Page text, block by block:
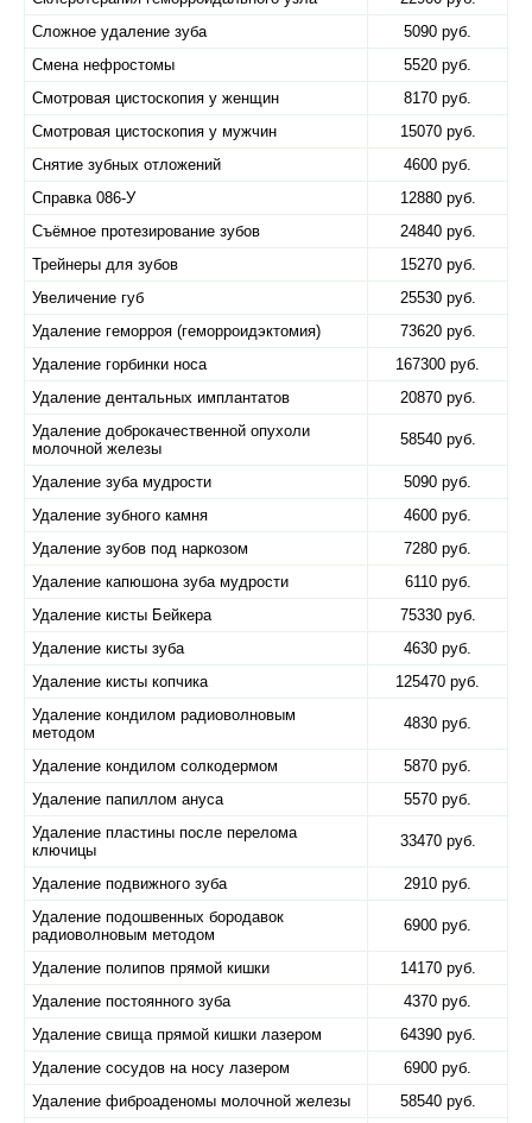
Сложное удаление зуба
5090 руб.
Смена нефростомы
5520 руб.
Смотровая цистоскопия у женщин
8170 руб.
Смотровая цистоскопия у мужчин
15070 руб.
Снятие зубных отложений
4600 руб.
Справка 086-У
12880 руб.
Съёмное протезирование зубов
24840 руб.
Трейнеры для зубов
15270 руб.
Увеличение губ
25530 руб.
Удаление геморроя (геморроидэктомия)
73620 руб.
Удаление горбинки носа
167300 руб.
Удаление дентальных имплантатов
20870 руб.
Удаление доброкачественной опухоли
молочной железы
58540 руб.
Удаление зуба мудрости
5090 руб.
Удаление зубного камня
4600 руб.
Удаление зубов под наркозом
7280 руб.
Удаление капюшона зуба мудрости
6110 руб.
Удаление кисты Бейкера
75330 руб.
Удаление кисты зуба
4630 руб.
Удаление кисты копчика
125470 руб.
Удаление кондилом радиоволновым
методом
4830 руб.
Удаление кондилом солкодермом
5870 руб.
Удаление папиллом ануса
5570 руб.
Удаление пластины после перелома
ключицы
33470 руб.
Удаление подвижного зуба
2910 руб.
Удаление подошвенных бородавок
радиоволновым методом
6900 руб.
Удаление полипов прямой кишки
14170 руб.
Удаление постоянного зуба
4370 руб.
Удаление свища прямой кишки лазером
64390 руб.
Удаление сосудов на носу лазером
6900 руб.
Удаление фиброаденомы молочной железы
58540 руб.